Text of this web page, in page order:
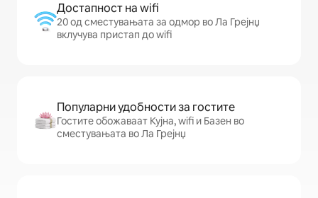
Достапност на wifi
20 од сместувањата за одмор во Ла Грејнџ
вклучува пристап до wifi
Популарни удобности за гостите
Гостите обожаваат Кујна, wifi и Базен во
сместувањата во Ла Грејнџ